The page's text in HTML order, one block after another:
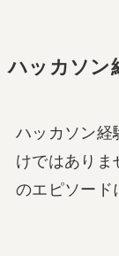
ハッカソン
ハッカソン経
けではありま
のエピソード